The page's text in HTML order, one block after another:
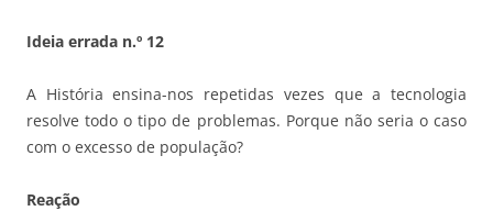
Ideia errada n.º 12
A História ensina-nos repetidas vezes que a tecnologia
resolve todo o tipo de problemas. Porque não seria o caso
com o excesso de população?
Reação